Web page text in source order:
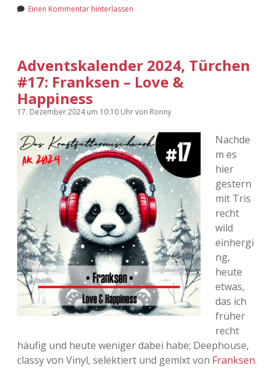
Einen Kommentar hinterlassen
Adventskalender 2024, Türchen
#17: Franksen – Love &
Happiness
17. Dezember 2024um 10:10 Uhrvon Ronny
Nachde
m es
hier
gestern
mit Tris
recht
wild
einhergi
ng,
heute
etwas,
das ich
früher
recht
häufig und heute weniger dabei habe; Deephouse,
classy von Vinyl, selektiert und gemixt von Franksen.